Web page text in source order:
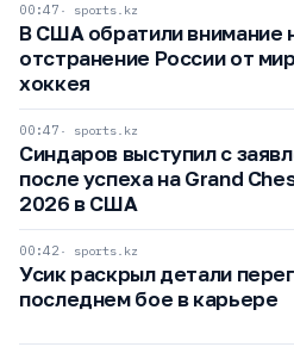
00:47 sports.kz
В США обратили внимание
отстранение России от
хоккея
00:47 sports.kz
Синдаров выступил с
после успеха на Grand
2026 в США
00:42 sports.kz
Усик раскрыл детали
последнем бое в карьере